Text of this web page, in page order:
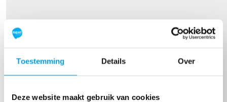
Toestemming Details Over
Deze website maakt gebruik van cookies